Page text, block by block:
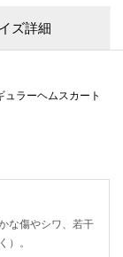
ズ詳細
ラーヘムスカート
な傷やシワ、若干
）。